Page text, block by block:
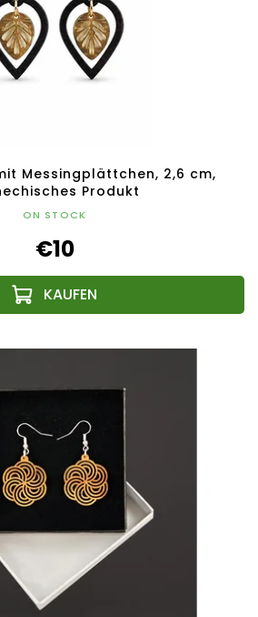
Messingplättchen, 2,6 cm,
Produkt
ON STOCK
€10